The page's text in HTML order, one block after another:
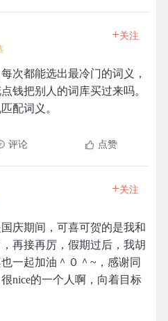
+关注
次都能选出最冷门的词义，
钱把别人的词库买过来吗。
配词义。
评论 点赞
+关注
庆期间，可喜可贺的是我和
再接再厉，假期过后，我胡
一起加油＾０＾~，感谢同
nice的一个人啊，向着目标